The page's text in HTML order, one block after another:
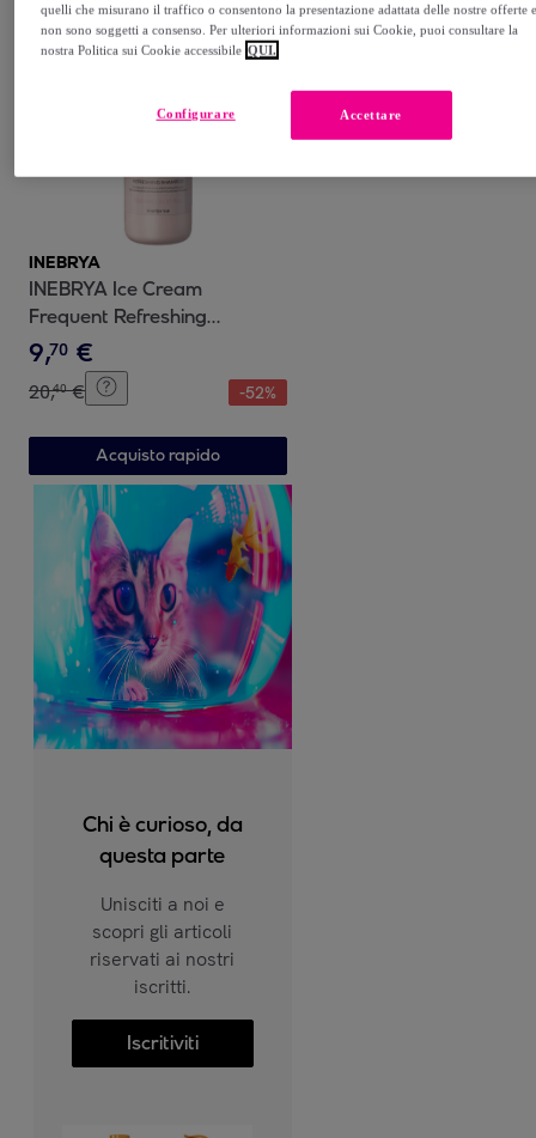
Acquisto rapido
INEBRYA
INEBRYA Ice Cream
Frequent Refreshing
Shampoo 1000ml
9,70 €
20,40 € -52%
Acquisto rapido
Chi è curioso, da
questa parte
Unisciti a noi e
scopri gli articoli
riservati ai nostri
iscritti.
Iscritiviti
quelli che misurano il traffico o consentono la presentazione adattata delle nostre offerte
non sono soggetti a consenso. Per ulteriori informazioni sui Cookie, puoi consultare la
nostra Politica sui Cookie accessibile QUI.
Accettare
Configurare